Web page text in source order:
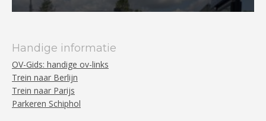
Handige informatie
OV-Gids: handige ov-links
Trein naar Berlijn
Trein naar Parijs
Parkeren Schiphol